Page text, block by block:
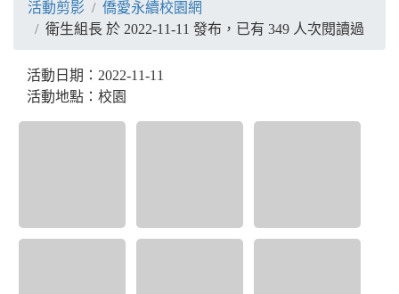
活動剪影
僑愛永續校園網
衛生組長 於 2022-11-11 發布，已有 349 人次閱讀過
活動日期：2022-11-11
活動地點：校園